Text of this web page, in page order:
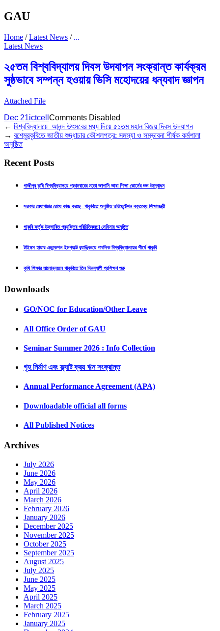
GAU
Home /Latest News / ...
Latest News
২৫তম বিশ্ববিদ্যালয় দিবস উদযাপন সংক্রান্ত কার্যক্রম
সুষ্ঠভাবে সম্পন্ন হওয়ায় ভিসি মহোদয়ের ধন্যবাদ জ্ঞাপন
Attached File
Dec 21ictcell Comments Disabled
← বিশ্ববিদ্যালয়ে আনন্দ উৎসবের মধ্য দিয়ে ৫১তম মহান বিজয় দিবস উদযাপন
→ বশেমুরকৃবিতে জাতীয় শুদ্ধাচার কৌশলপত্র: সমস্যা ও সম্ভাবনা শীর্ষক কর্মশালা
অনুষ্ঠিত
Recent Posts
গাজীপুর কৃষি বিশ্ববিদ্যালয়ে প্রথমবারের মতো জাপানি ভাষা শিক্ষা কোর্সের শুভ উদ্বোধন
সরকার মেধাপাচার রোধে কাজ করছে- গাকৃবিতে অনুষ্ঠিত ওরিয়েন্টেশন বক্তব্যে শিক্ষামন্ত্রী
গাকৃবি কর্তৃক উদ্ভাবিত প্রযুক্তির পরিচিতিকরণে সেমিনার অনুষ্ঠিত
টাইমস হায়ার এডুকেশন ইমপ্যাক্ট র‍্যাঙ্কিংয়ে পাবলিক বিশ্ববিদ্যালয়ের শীর্ষে গাকৃবি
কৃষি শিক্ষার মানোন্নয়নে গাকৃবিতে তিন দিনব্যাপী প্রশিক্ষণ শুরু
Downloads
GO/NOC for Education/Other Leave
All Office Order of GAU
Seminar Summer 2026 : Info Collection
গৃহ নির্মাণ এবং ফ্ল্যাট ক্রয় ঋন সংক্রান্ত
Annual Performance Agreement (APA)
Downloadable official all forms
All Published Notices
Archives
July 2026
June 2026
May 2026
April 2026
March 2026
February 2026
January 2026
December 2025
November 2025
October 2025
September 2025
August 2025
July 2025
June 2025
May 2025
April 2025
March 2025
February 2025
January 2025